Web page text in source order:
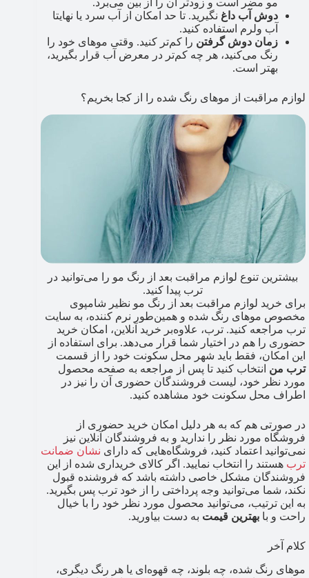
مو مضر است و زودتر آن را از بین می‌برد.
دوش آب داغ نگیرید. تا حد امکان از آب سرد یا نهایتا
آب ولرم استفاده کنید.
زمان دوش گرفتن را کم‌تر کنید. وقتی موهای خود را
رنگ می‌کنید، هر چه کم‌تر در معرض آب قرار بگیرید،
بهتر است.
لوازم مراقبت از موهای رنگ شده را از کجا بخریم؟
بیشترین تنوع لوازم مراقبت بعد از رنگ مو را می‌توانید در
ترب پیدا کنید.
برای خرید لوازم مراقبت بعد از رنگ مو نظیر شامپوی
مخصوص موهای رنگ شده و همین‌طور نرم کننده، به سایت
ترب مراجعه کنید. ترب، علاوه‌بر خرید آنلاین، امکان خرید
حضوری را هم در اختیار شما قرار می‌دهد. برای استفاده از
این امکان، فقط باید شهر محل سکونت خود را از قسمت
ترب من انتخاب کنید تا پس از مراجعه به صفحه محصول
مورد نظر خود، لیست فروشندگان حضوری آن را نیز در
اطراف محل سکونت خود مشاهده کنید.
در صورتی هم که به هر دلیل امکان خرید حضوری از
فروشگاه مورد نظر را ندارید و به فروشندگان آنلاین نیز
نمی‌توانید اعتماد کنید، فروشگاه‌هایی که دارای نشان ضمانت
ترب هستند را انتخاب نمایید. اگر کالای خریداری شده از این
فروشندگان مشکل خاصی داشته باشد که فروشنده قبول
نکند، شما می‌توانید وجه پرداختی را از خود ترب پس بگیرید.
به این ترتیب، می‌توانید محصول مورد نظر خود را با خیال
راحت و با بهترین قیمت به دست بیاورید.
کلام آخر
موهای رنگ شده، چه بلوند، چه قهوه‌ای یا هر رنگ دیگری،